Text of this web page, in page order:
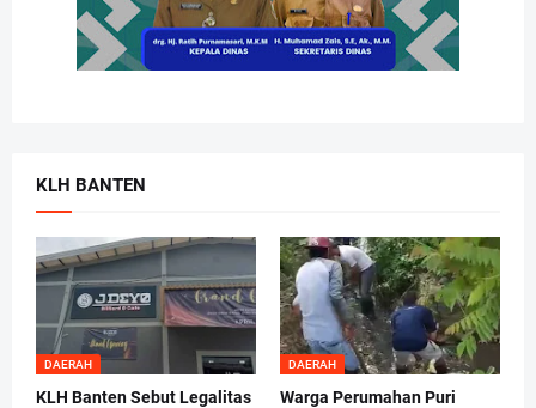
KLH BANTEN
DAERAH
KLH Banten Sebut Legalitas
DAERAH
Warga Perumahan Puri